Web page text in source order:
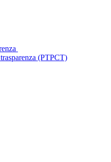
(PTPCT)